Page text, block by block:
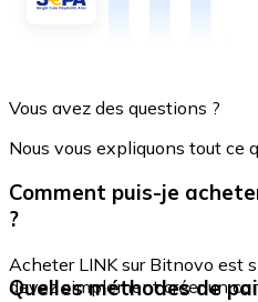
Vous avez des questions ?
Nous vous expliquons tout ce
Comment puis-je
?
Acheter LINK sur Bitnovo est
devez simplement créer un
Quelles méthodes de